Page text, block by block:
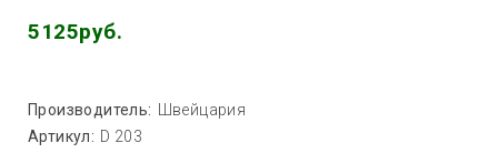
5125руб.
Производитель:
Швейцария
Артикул: D 203